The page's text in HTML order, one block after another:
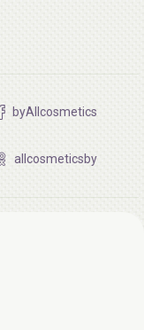
byAllcosmetics
allcosmeticsby